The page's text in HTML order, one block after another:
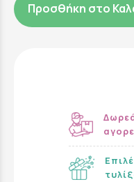
Προσθήκη στο